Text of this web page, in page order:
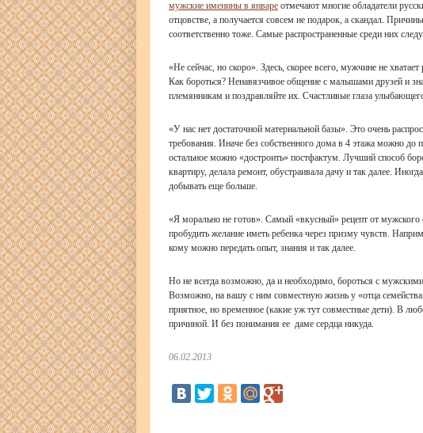
мужские именины в январе отмечают многие обладатели
отцовстве, а получается совсем не подарок, а скандал.
соответственно тоже. Самые распространенные среди них
«Не сейчас, но скоро». Здесь, скорее всего, мужчине не
Как бороться? Ненавязчивое общение с малышами друзей и
племянникам и поздравляйте их. Счастливые глаза
«У нас нет достаточной материальной базы». Это очень
требования. Иначе без собственного дома в 4 этажа можно
остальное можно «достроить» постфактум. Лучший способ
квартиру, делала ремонт, обустраивала дачу и так далее.
добывать еще больше.
«Я морально не готов». Самый «вкусный» рецепт от
пробудить желание иметь ребенка через призму чувств.
кому можно передать опыт, знания и так далее.
Но не всегда возможно, да и необходимо, бороться с
Возможно, на вашу с ним совместную жизнь у «отца
приятное, но временное (какие уж тут совместные дети). В
причиной. И без понимания ее даме сердца никуда.
06.02.2013